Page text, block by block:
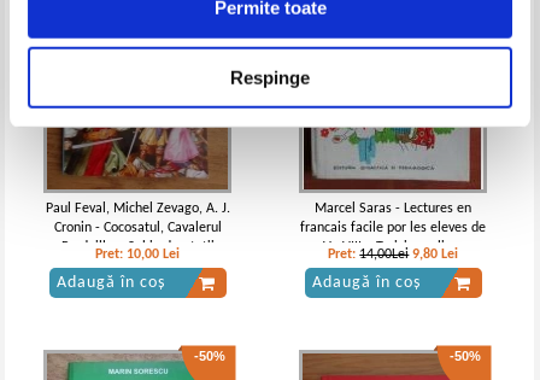
Permite toate
Respinge
Paul Feval, Michel Zevago, A. J.
Cronin - Cocosatul, Cavalerul
Pardaillan, Sabia dreptatii
Pret: 10,00 Lei
Adaugă în coș
Marcel Saras - Lectures en
francais facile por les eleves de
Ve-VIIIe. Troisieme livre
Pret:14,00Lei 9,80 Lei
Adaugă în coș
-50% -50%